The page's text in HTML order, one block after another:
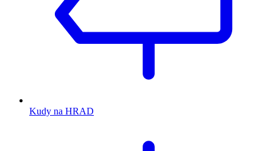
Kudy na HRAD